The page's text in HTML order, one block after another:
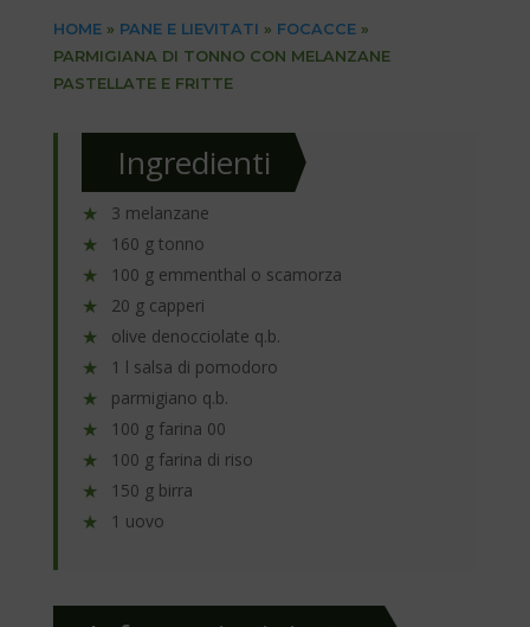
HOME» PANE E LIEVITATI » FOCACCE»
PARMIGIANA DI TONNO CON MELANZANE
PASTELLATE E FRITTE
Ingredienti
3 melanzane
160 g tonno
100 g emmenthal o scamorza
20 g capperi
olive denocciolate q.b.
1 l salsa di pomodoro
parmigiano q.b.
100 g farina 00
100 g farina di riso
150 g birra
1 uovo